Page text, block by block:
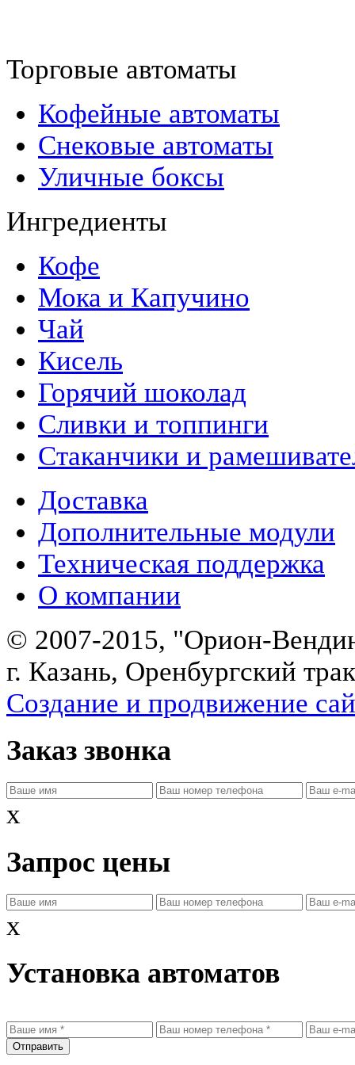
Торговые автоматы
Кофейные автоматы
Снековые автоматы
Уличные боксы
Ингредиенты
Кофе
Мока и Капучино
Чай
Кисель
Горячий шоколад
Сливки и топпинги
Стаканчики и
Доставка
Дополнительные модули
Техническая поддержка
О компании
© 2007-2015, "Орион-
г. Казань, Оренбургский
Создание и продвижение
Заказ звонка
x
Запрос цены
x
Установка автоматов